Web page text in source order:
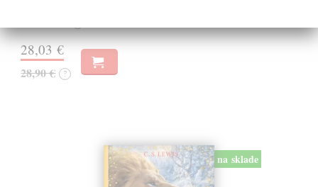
28,03 €
28,90 € ?
na sklade